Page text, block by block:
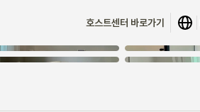
호스트센터 바로가기